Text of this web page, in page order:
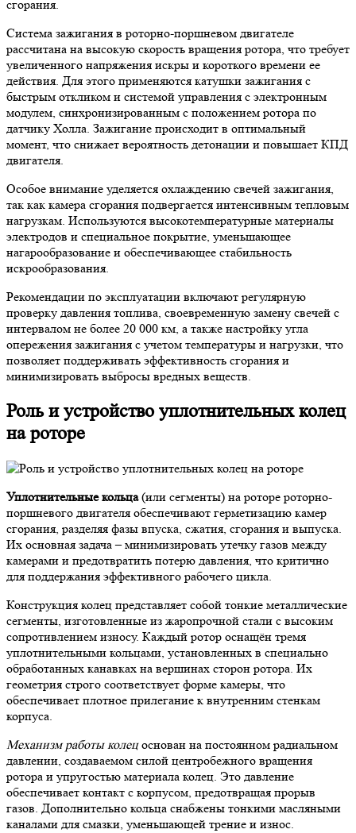
сгорания.
Система зажигания в роторно-поршневом двигателе
рассчитана на высокую скорость вращения ротора, что требует
увеличенного напряжения искры и короткого времени ее
действия. Для этого применяются катушки зажигания с
быстрым откликом и системой управления с электронным
модулем, синхронизированным с положением ротора по
датчику Холла. Зажигание происходит в оптимальный
момент, что снижает вероятность детонации и повышает КПД
двигателя.
Особое внимание уделяется охлаждению свечей зажигания,
так как камера сгорания подвергается интенсивным тепловым
нагрузкам. Используются высокотемпературные материалы
электродов и специальное покрытие, уменьшающее
нагарообразование и обеспечивающее стабильность
искрообразования.
Рекомендации по эксплуатации включают регулярную
проверку давления топлива, своевременную замену свечей с
интервалом не более 20 000 км, а также настройку угла
опережения зажигания с учетом температуры и нагрузки, что
позволяет поддерживать эффективность сгорания и
минимизировать выбросы вредных веществ.
Роль и устройство уплотнительных колец
на роторе
Уплотнительные кольца(или сегменты) на роторе роторно-
поршневого двигателя обеспечивают герметизацию камер
сгорания, разделяя фазы впуска, сжатия, сгорания и выпуска.
Их основная задача – минимизировать утечку газов между
камерами и предотвратить потерю давления, что критично
для поддержания эффективного рабочего цикла.
Конструкция колец представляет собой тонкие металлические
сегменты, изготовленные из жаропрочной стали с высоким
сопротивлением износу. Каждый ротор оснащён тремя
уплотнительными кольцами, установленных в специально
обработанных канавках на вершинах сторон ротора. Их
геометрия строго соответствует форме камеры, что
обеспечивает плотное прилегание к внутренним стенкам
корпуса.
Механизм работы колецоснован на постоянном радиальном
давлении, создаваемом силой центробежного вращения
ротора и упругостью материала колец. Это давление
обеспечивает контакт с корпусом, предотвращая прорыв
газов. Дополнительно кольца снабжены тонкими масляными
каналами для смазки, уменьшающей трение и износ.